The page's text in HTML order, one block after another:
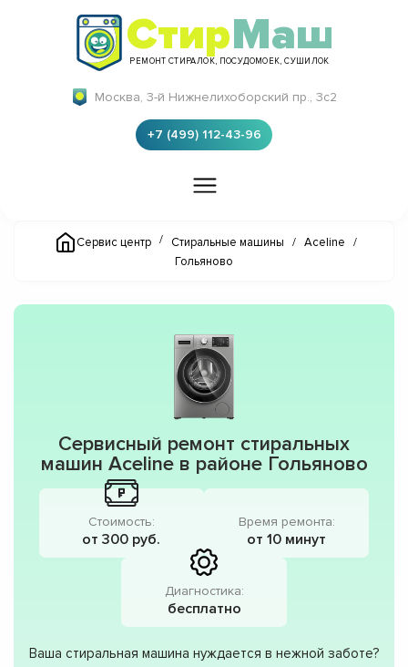
СтирМаш
РЕМОНТ СТИРАЛОК, ПОСУДОМОЕК, СУШИЛОК
Москва, 3-й Нижнелихоборский пр., 3с2
+7 (499) 112-43-96
Сервис центр / Стиральные машины / Aceline
/
Гольяново
Сервисный ремонт стиральных
машин Aceline в районе Гольяново
Стоимость:
от 300 руб.
Время ремонта:
от 10 минут
Диагностика:
бесплатно
Ваша стиральная машина нуждается в нежной заботе?